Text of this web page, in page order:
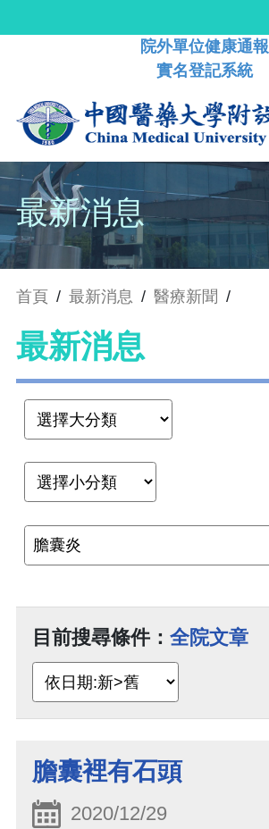
院外單位健康通報
實名登記系統
最新消息
首頁 / 最新消息 / 醫療新聞 /
最新消息
目前搜尋條件： 全院文章
膽囊裡有石頭
2020/12/29